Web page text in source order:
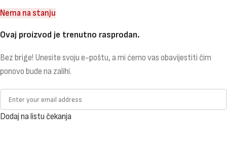
Nema na stanju
Ovaj proizvod je trenutno rasprodan.
Bez brige! Unesite svoju e-poštu, a mi ćemo vas obavijestiti čim
ponovo bude na zalihi.
Dodaj na listu čekanja